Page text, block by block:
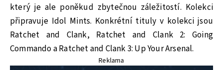
který je ale poněkud zbytečnou záležitostí. Kolekci
připravuje Idol Mints. Konkrétní tituly v kolekci jsou
Ratchet and Clank, Ratchet and Clank 2: Going
Commando a Ratchet and Clank 3: Up Your Arsenal.
Reklama